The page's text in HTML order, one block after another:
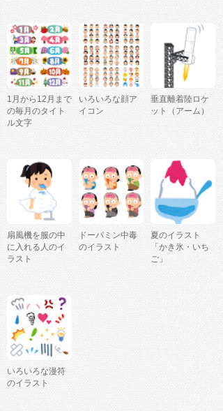
1月から12月まで
の毎月のタイト
ル文字
いろいろな顔ア
イコン
垂直離着陸ロケ
ット（アーム）
扇風機を服の中
に入れる人のイ
ラスト
ドーパミン中毒
のイラスト
夏のイラスト
「かき氷・いち
ご」
いろいろな漫符
のイラスト